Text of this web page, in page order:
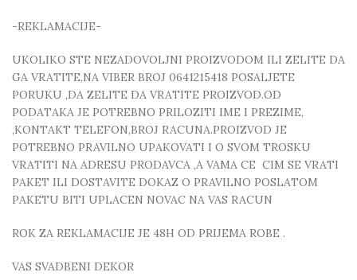
-REKLAMACIJE-
UKOLIKO STE NEZADOVOLJNI PROIZVODOM ILI ZELITE DA
GA VRATITE,NA VIBER BROJ 0641215418 POSALJETE
PORUKU ,DA ZELITE DA VRATITE PROIZVOD.OD
PODATAKA JE POTREBNO PRILOZITI IME I PREZIME,
,KONTAKT TELEFON,BROJ RACUNA.PROIZVOD JE
POTREBNO PRAVILNO UPAKOVATI I O SVOM TROSKU
VRATITI NA ADRESU PRODAVCA ,A VAMA CE CIM SE VRATI
PAKET ILI DOSTAVITE DOKAZ O PRAVILNO POSLATOM
PAKETU BITI UPLACEN NOVAC NA VAS RACUN
ROK ZA REKLAMACIJE JE 48H OD PRIJEMA ROBE .
VAS SVADBENI DEKOR